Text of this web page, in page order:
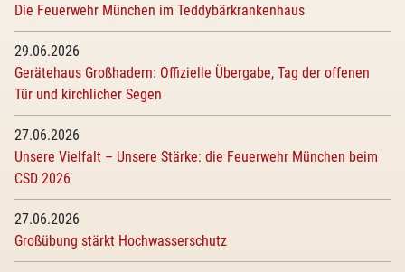
Die Feuerwehr München im Teddybärkrankenhaus
29.06.2026
Gerätehaus Großhadern: Offizielle Übergabe, Tag der offenen
Tür und kirchlicher Segen
27.06.2026
Unsere Vielfalt – Unsere Stärke: die Feuerwehr München beim
CSD 2026
27.06.2026
Großübung stärkt Hochwasserschutz